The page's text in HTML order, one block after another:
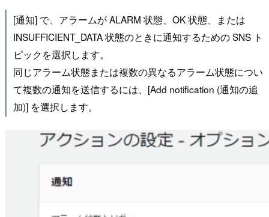
[通知] で、アラームが ALARM 状態、OK 状態、または
INSUFFICIENT_DATA 状態のときに通知するための SNS ト
ピックを選択します。
同じアラーム状態または複数の異なるアラーム状態につい
て複数の通知を送信するには、[Add notification (通知の追
加)] を選択します。